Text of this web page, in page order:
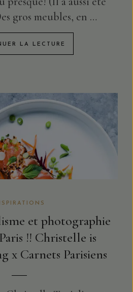
gros meubles, en …
LA LECTURE
et photographie
!! Christelle is
x Carnets Parisiens